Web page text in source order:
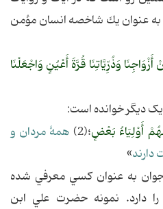
به عنوان يك شاخصه انسان مؤمن
وَذُرِّيَّاتِنَا قُرَّةَ أَعْيُنٍ وَاجْعَلْنَا
یک دیگر خوانده است:
أَوْلِیَاءُ بَعْضٍ؛(2)
همۀ مردان و
دارند»
جوان به عنوان كسي معرفي شده
دارد. نمونه حضرت علي ابن